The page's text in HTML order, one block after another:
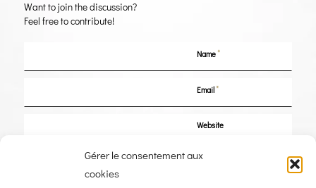
Gérer le consentement aux
cookies
Want to join the discussion?
Feel free to contribute!
Name*
Email*
Website
Save my name, email, and website in this browser for the next time I